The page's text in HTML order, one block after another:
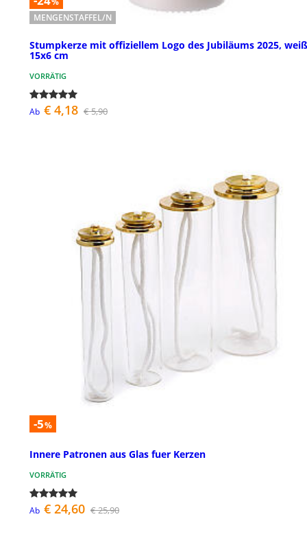
MENGENSTAFFEL/N
Stumpkerze mit offiziellem Logo des Jubiläums 2025,
15x6 cm
VORRÄTIG
Ab € 4,18 € 5,90
-5%
Innere Patronen aus Glas fuer Kerzen
VORRÄTIG
Ab € 24,60 € 25,90